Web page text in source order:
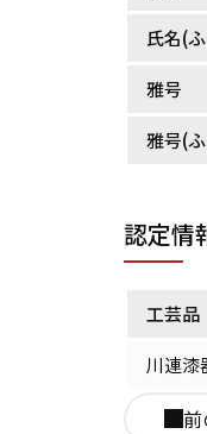
氏名(
雅号
雅号(
認定情
工芸品
川連漆
前